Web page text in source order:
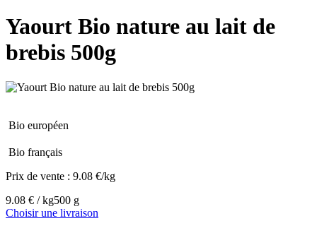
Yaourt Bio nature au lait de
brebis 500g
Bio européen
Bio français
Prix de vente : 9.08 €/kg
9.08 € / kg500 g
Choisir une livraison